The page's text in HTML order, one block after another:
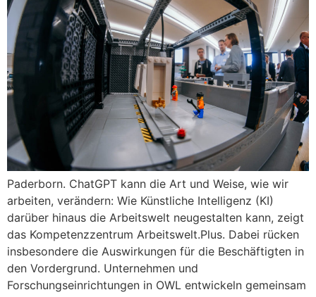
Paderborn. ChatGPT kann die Art und Weise, wie wir
arbeiten, verändern: Wie Künstliche Intelligenz (KI)
darüber hinaus die Arbeitswelt neugestalten kann, zeigt
das Kompetenzzentrum Arbeitswelt.Plus. Dabei rücken
insbesondere die Auswirkungen für die Beschäftigten in
den Vordergrund. Unternehmen und
Forschungseinrichtungen in OWL entwickeln gemeinsam